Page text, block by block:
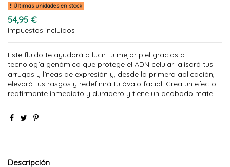
Últimas unidades en stock
54,95 €
Impuestos incluidos
Este fluido te ayudará a lucir tu mejor piel gracias a
tecnología genómica que protege el ADN celular: alisará tus
arrugas y líneas de expresión y, desde la primera aplicación,
elevará tus rasgos y redefinirá tu óvalo facial. Crea un efecto
reafirmante inmediato y duradero y tiene un acabado mate.
Descripción